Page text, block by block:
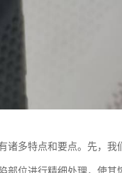
诸多特点和要点。先，